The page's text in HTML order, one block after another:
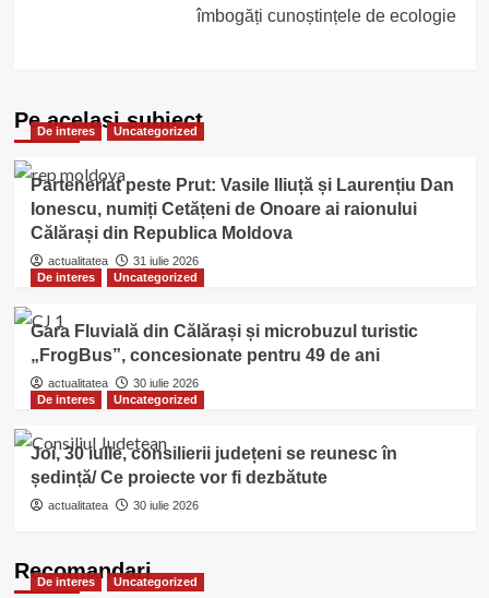
îmbogăți cunoștințele de ecologie
Pe acelasi subiect
De interes Uncategorized
Parteneriat peste Prut: Vasile Iliuță și Laurențiu Dan
Ionescu, numiți Cetățeni de Onoare ai raionului
Călărași din Republica Moldova
actualitatea
31 iulie 2026
De interes
Uncategorized
Gara Fluvială din Călărași și microbuzul turistic
„FrogBus”, concesionate pentru 49 de ani
actualitatea
30 iulie 2026
De interes
Uncategorized
Joi, 30 iulie, consilierii județeni se reunesc în
ședință/ Ce proiecte vor fi dezbătute
actualitatea 30 iulie 2026
Recomandari
De interes Uncategorized